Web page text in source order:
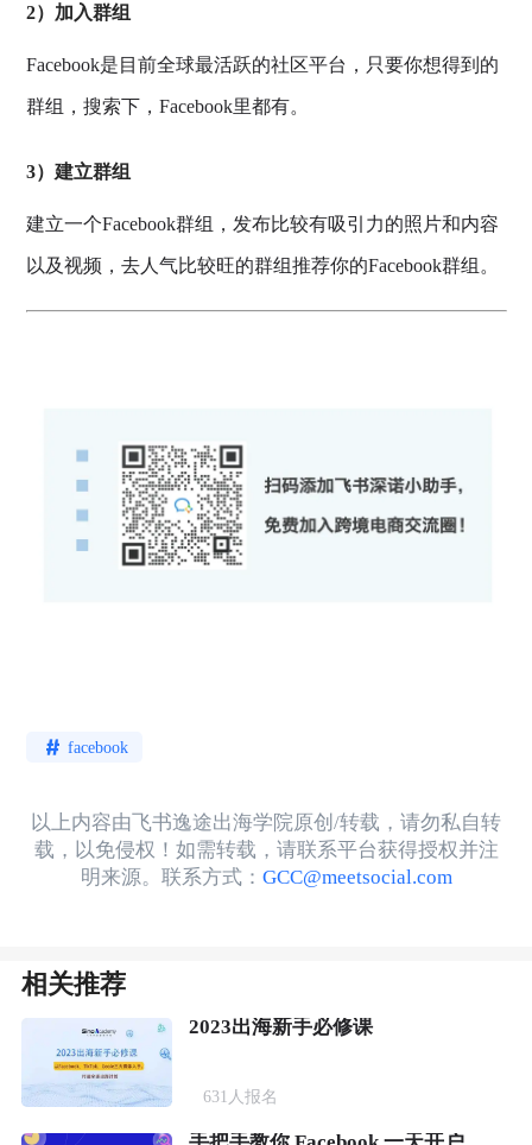
2）加入群组
Facebook是目前全球最活跃的社区平台，只要你想得到的
群组，搜索下，Facebook里都有。
3）建立群组
建立一个Facebook群组，发布比较有吸引力的照片和内容
以及视频，去人气比较旺的群组推荐你的Facebook群组。
facebook
以上内容由飞书逸途出海学院原创/转载，请勿私自转
载，以免侵权！如需转载，请联系平台获得授权并注
明来源。联系方式： GCC@meetsocial.com
相关推荐
2023出海新手必修课
631 人报名